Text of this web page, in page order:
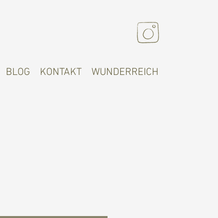
BLOG KONTAKT WUNDERREICH